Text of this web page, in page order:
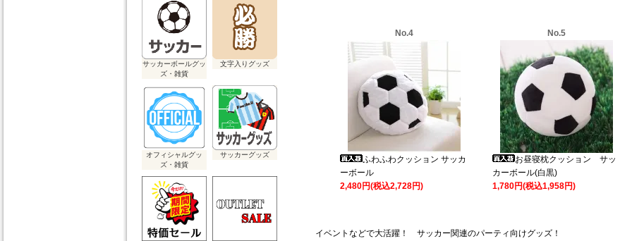
サッカーボールグッ
ズ・雑貨
文字入りグッズ
オフィシャルグッ
ズ・雑貨
サッカーグッズ
No.4
ふわふわクッション サッカ
ーボール
2,480円(税込2,728円)
No.5
お昼寝枕クッション サッ
カーボール(白黒)
1,780円(税込1,958円)
イベントなどで大活躍！ サッカー関連のパーティ向けグッズ！